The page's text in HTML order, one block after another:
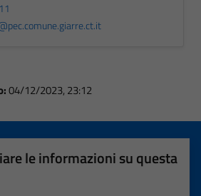
04/12/2023, 23:12
le informazioni su questa